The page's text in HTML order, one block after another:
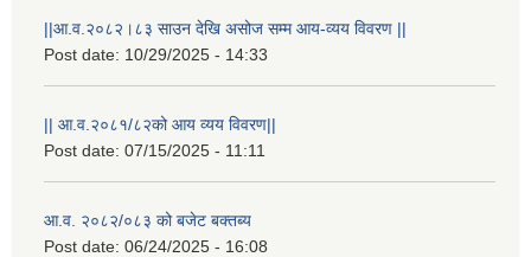
||आ.व.२०८२।८३ साउन देखि असोज सम्म आय-व्यय विवरण ||
Post date: 10/29/2025 - 14:33
|| आ.व.२०८१/८२को आय व्यय विवरण||
Post date: 07/15/2025 - 11:11
आ.व. २०८२/०८३ को बजेट बक्तब्य
Post date: 06/24/2025 - 16:08